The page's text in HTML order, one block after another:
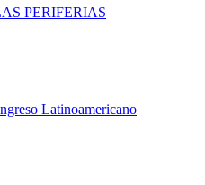
PERIFERIAS
Latinoamericano